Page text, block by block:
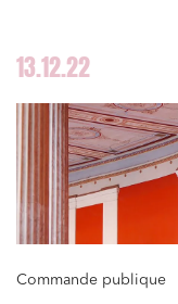
13.12.22
Commande publique